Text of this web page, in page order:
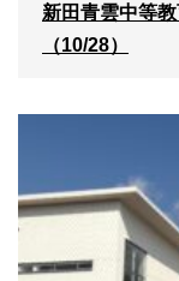
新田青雲中等
（10/28）